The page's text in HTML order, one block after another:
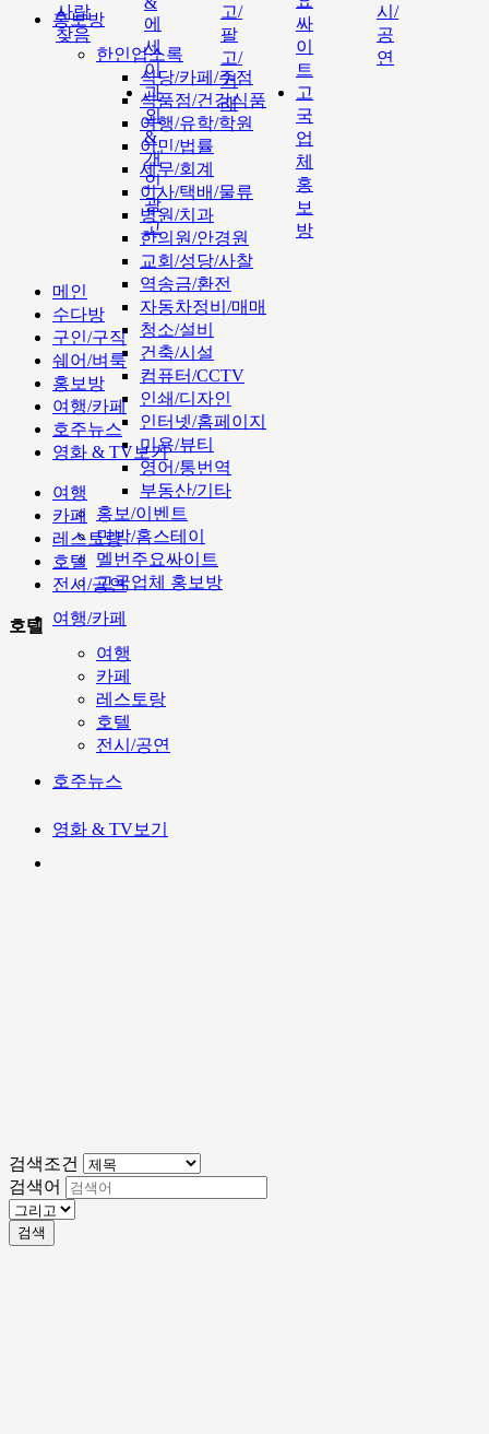
홍보방
한인업소록
식당/카페/주점
식품점/건강식품
여행/유학/학원
이민/법률
세무/회계
이사/택배/물류
병원/치과
한의원/안경원
교회/성당/사찰
역송금/환전
자동차정비/매매
청소/설비
건축/시설
컴퓨터/CCTV
인쇄/디자인
인터넷/홈페이지
미용/뷰티
영어/통번역
부동산/기타
홍보/이벤트
민박/홈스테이
멜번주요싸이트
고국업체 홍보방
여행/카페
여행
카페
레스토랑
호텔
전시/공연
호주뉴스
영화 & TV보기
사람
찾음
에
세
이
과
외
&
개
인
광
고
고/
팔
고/
거
래
싸
이
트
고
국
업
체
홍
보
방
시/
공
연
메인
수다방
구인/구직
쉐어/벼룩
홍보방
여행/카페
호주뉴스
영화 & TV보기
여행
카페
레스토랑
호텔
전시/공연
호텔
검색조건
검색어
검색